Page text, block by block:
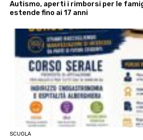
Autismo, aperti i rimborsi per le
estende fino ai 17 anni
SCUOLA